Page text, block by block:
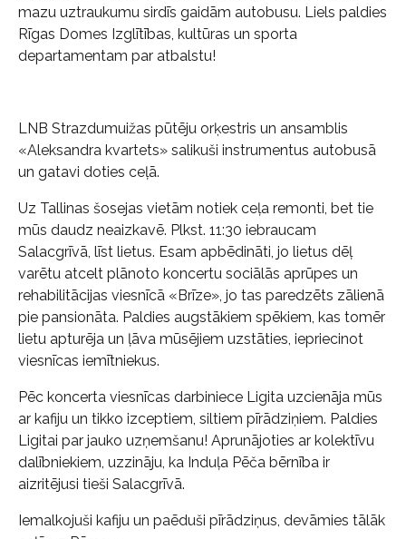
mazu uztraukumu sirdīs gaidām autobusu. Liels paldies
Rīgas Domes Izglītības, kultūras un sporta
departamentam par atbalstu!
LNB Strazdumuižas pūtēju orķestris un ansamblis
«Aleksandra kvartets» salikuši instrumentus autobusā
un gatavi doties ceļā.
Uz Tallinas šosejas vietām notiek ceļa remonti, bet tie
mūs daudz neaizkavē. Plkst. 11:30 iebraucam
Salacgrīvā, līst lietus. Esam apbēdināti, jo lietus dēļ
varētu atcelt plānoto koncertu sociālās aprūpes un
rehabilitācijas viesnīcā «Brīze», jo tas paredzēts zālienā
pie pansionāta. Paldies augstākiem spēkiem, kas tomēr
lietu apturēja un ļāva mūsējiem uzstāties, iepriecinot
viesnīcas iemītniekus.
Pēc koncerta viesnīcas darbiniece Ligita uzcienāja mūs
ar kafiju un tikko izceptiem, siltiem pīrādziņiem. Paldies
Ligitai par jauko uzņemšanu! Aprunājoties ar kolektīvu
dalībniekiem, uzzināju, ka Induļa Pēča bērnība ir
aizritējusi tieši Salacgrīvā.
Iemalkojuši kafiju un paēduši pīrādziņus, devāmies tālāk